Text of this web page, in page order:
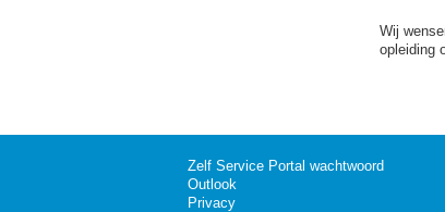
Wij
opleiding
Zelf Service Portal wachtwoord
Outlook
Privacy